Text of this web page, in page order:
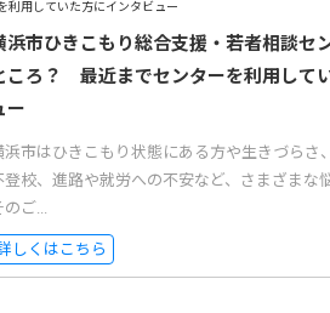
浜市ひきこもり総合支援・若者相談セ
ころ？ 最近までセンターを利用して
ー
浜市はひきこもり状態にある方や生きづらさ
登校、進路や就労への不安など、さまざまな
のご...
しくはこちら